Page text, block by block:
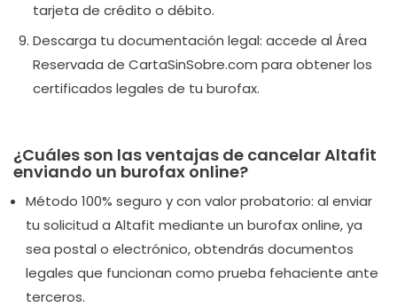
tarjeta de crédito o débito.
Descarga tu documentación legal: accede al Área
Reservada de CartaSinSobre.com para obtener los
certificados legales de tu burofax.
¿Cuáles son las ventajas de cancelar Altafit
enviando un burofax online?
Método 100% seguro y con valor probatorio: al enviar
tu solicitud a Altafit mediante un burofax online, ya
sea postal o electrónico, obtendrás documentos
legales que funcionan como prueba fehaciente ante
terceros.